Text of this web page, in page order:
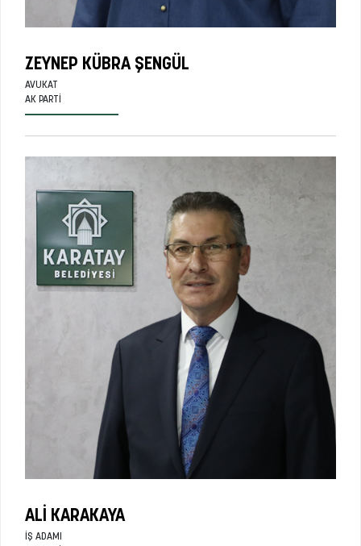
ZEYNEP KÜBRA ŞENGÜL
AVUKAT
AK PARTI
ALI KARAKAYA
İŞ ADAMI